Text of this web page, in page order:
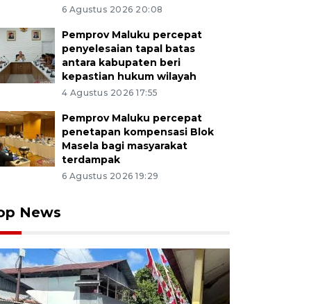
6 Agustus 2026 20:08
Pemprov Maluku percepat
penyelesaian tapal batas
antara kabupaten beri
kepastian hukum wilayah
4 Agustus 2026 17:55
Pemprov Maluku percepat
penetapan kompensasi Blok
Masela bagi masyarakat
terdampak
6 Agustus 2026 19:29
News